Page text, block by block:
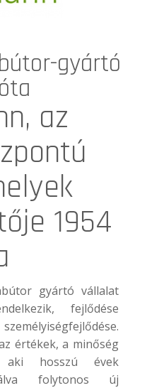
gyártó
az
1954
gyártó vállalat
fejlődése
értékek, a minőség
hosszú évek
folytonos új